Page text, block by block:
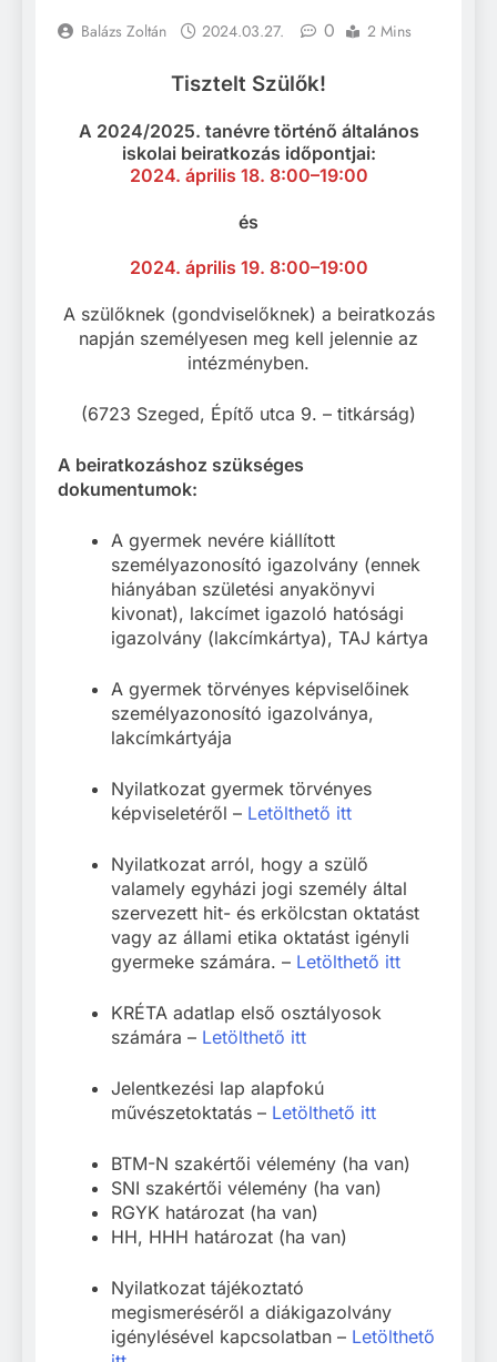
Balázs Zoltán 2024.03.27. 0 2 Mins
Tisztelt Szülők!
A 2024/2025. tanévre történő általános
iskolai beiratkozás időpontjai:
2024. április 18. 8:00–19:00
és
2024. április 19. 8:00–19:00
A szülőknek (gondviselőknek) a beiratkozás
napján személyesen meg kell jelennie az
intézményben.
(6723 Szeged, Építő utca 9. – titkárság)
A beiratkozáshoz szükséges
dokumentumok:
A gyermek nevére kiállított
személyazonosító igazolvány (ennek
hiányában születési anyakönyvi
kivonat), lakcímet igazoló hatósági
igazolvány (lakcímkártya), TAJ kártya
A gyermek törvényes képviselőinek
személyazonosító igazolványa,
lakcímkártyája
Nyilatkozat gyermek törvényes
képviseletéről – Letölthető itt
Nyilatkozat arról, hogy a szülő
valamely egyházi jogi személy által
szervezett hit- és erkölcstan oktatást
vagy az állami etika oktatást igényli
gyermeke számára. – Letölthető itt
KRÉTA adatlap első osztályosok
számára – Letölthető itt
Jelentkezési lap alapfokú
művészetoktatás – Letölthető itt
BTM-N szakértői vélemény (ha van)
SNI szakértői vélemény (ha van)
RGYK határozat (ha van)
HH, HHH határozat (ha van)
Nyilatkozat tájékoztató
megismeréséről a diákigazolvány
igénylésével kapcsolatban – Letölthető